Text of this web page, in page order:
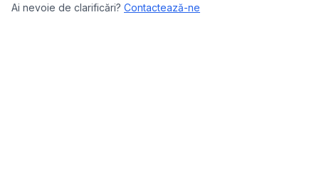
Ai nevoie de clarificări? Contactează-ne